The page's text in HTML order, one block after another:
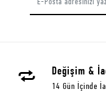
Değişim &
14 Gün İçinde